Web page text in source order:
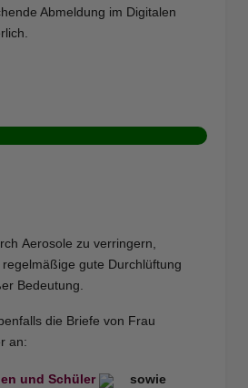
Abmeldung im Digitalen
Aerosole zu verringern,
gute Durchlüftung
Bedeutung.
die Briefe von Frau
an:
und Schüler
sowie